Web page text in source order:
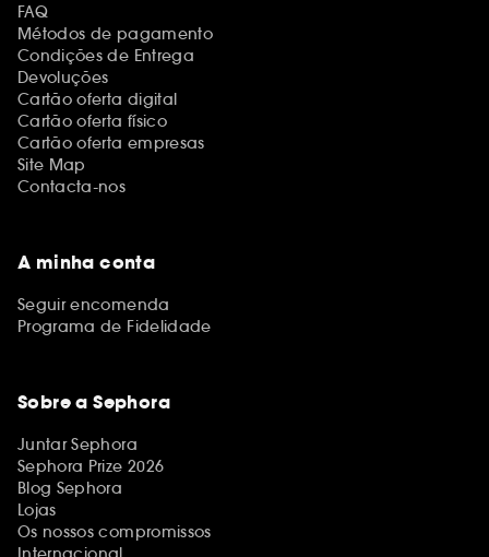
FAQ
Métodos de pagamento
Condições de Entrega
Devoluções
Cartão oferta digital
Cartão oferta físico
Cartão oferta empresas
Site Map
Contacta-nos
A minha conta
Seguir encomenda
Programa de Fidelidade
Sobre a Sephora
Juntar Sephora
Sephora Prize 2026
Blog Sephora
Lojas
Os nossos compromissos